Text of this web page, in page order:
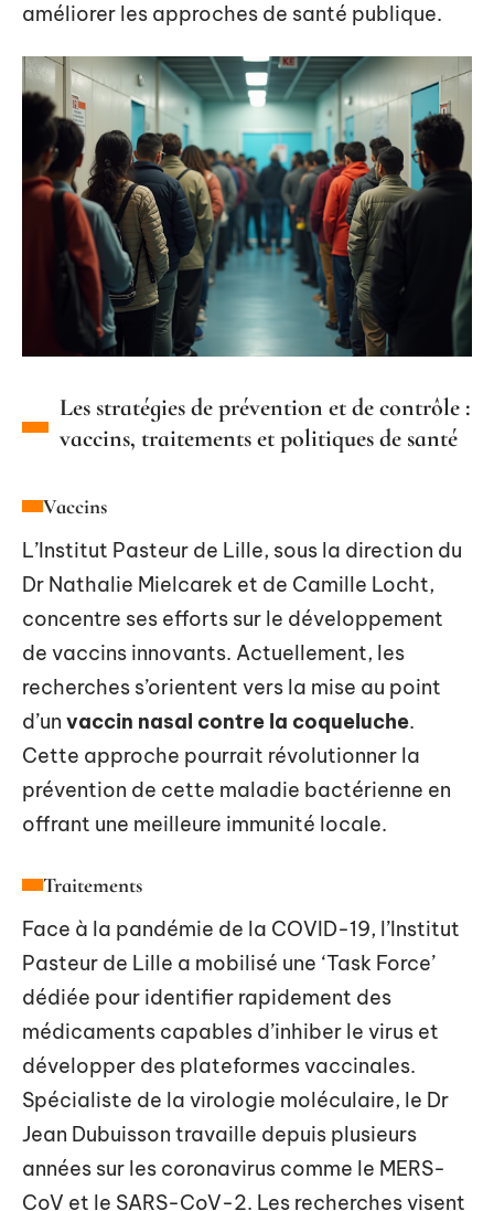
améliorer les approches de santé publique.
Les stratégies de prévention et de contrôle :
vaccins, traitements et politiques de santé
Vaccins
L’Institut Pasteur de Lille, sous la direction du
Dr Nathalie Mielcarek et de Camille Locht,
concentre ses efforts sur le développement
de vaccins innovants. Actuellement, les
recherches s’orientent vers la mise au point
d’un vaccin nasal contre la coqueluche.
Cette approche pourrait révolutionner la
prévention de cette maladie bactérienne en
offrant une meilleure immunité locale.
Traitements
Face à la pandémie de la COVID-19, l’Institut
Pasteur de Lille a mobilisé une ‘Task Force’
dédiée pour identifier rapidement des
médicaments capables d’inhiber le virus et
développer des plateformes vaccinales.
Spécialiste de la virologie moléculaire, le Dr
Jean Dubuisson travaille depuis plusieurs
années sur les coronavirus comme le MERS-
CoV et le SARS-CoV-2. Les recherches visent